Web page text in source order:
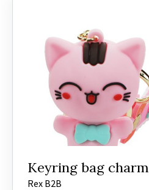
Keyring bag charm
Rex B2B